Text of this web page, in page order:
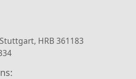
HRB 361183